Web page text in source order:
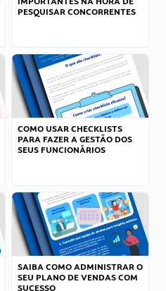
PESQUISAR CONCORRENTES
COMO USAR CHECKLISTS
PARA FAZER A GESTÃO DOS
SEUS FUNCIONÁRIOS
SAIBA COMO ADMINISTRAR O
SEU PLANO DE VENDAS COM
SUCESSO